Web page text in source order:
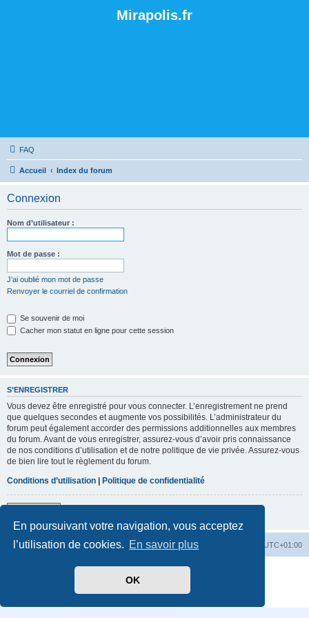
En poursuivant votre navigation, vous acceptez
l’utilisation de cookies. En savoir plus
OK
Mirapolis.fr
FAQ
Accueil Index du forum
Connexion
Nom d’utilisateur :
Mot de passe :
J’ai oublié mon mot de passe
Renvoyer le courriel de confirmation
Se souvenir de moi
Cacher mon statut en ligne pour cette session
S’ENREGISTRER
Vous devez être enregistré pour vous connecter. L’enregistrement ne prend
que quelques secondes et augmente vos possibilités. L’administrateur du
forum peut également accorder des permissions additionnelles aux membres
du forum. Avant de vous enregistrer, assurez-vous d’avoir pris connaissance
de nos conditions d’utilisation et de notre politique de vie privée. Assurez-vous
de bien lire tout le règlement du forum.
Conditions d’utilisation | Politique de confidentialité
Accueil Index du forum UTC+01:00
Développé par
® Forum Software © phpBB Limited
Traduit par
Confidentialité|Conditions